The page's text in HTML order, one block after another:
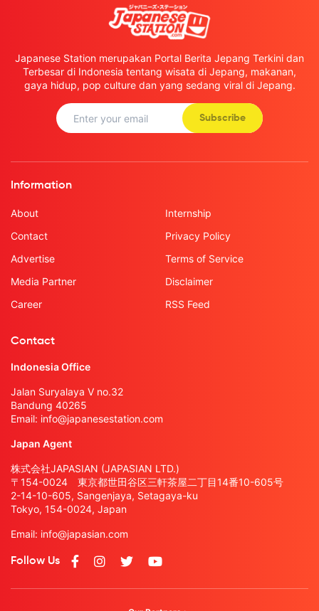
Japanese Station merupakan Portal Berita Jepang Terkini dan
Terbesar di Indonesia tentang wisata di Jepang, makanan,
gaya hidup, pop culture dan yang sedang viral di Jepang.
Subscribe
Information
About
Contact
Advertise
Media Partner
Career
Internship
Privacy Policy
Terms of Service
Disclaimer
RSS Feed
Contact
Indonesia Office
Jalan Suryalaya V no.32
Bandung 40265
Email: info@japanesestation.com
Japan Agent
株式会社JAPASIAN (JAPASIAN LTD.)
〒154-0024 東京都世田谷区三軒茶屋二丁目14番10-605号
2-14-10-605, Sangenjaya, Setagaya-ku
Tokyo, 154-0024, Japan
Email: info@japasian.com
Follow Us